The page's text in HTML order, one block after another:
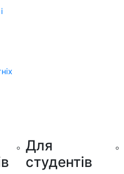
Для
студентів